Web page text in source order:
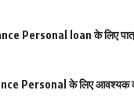
Personal loan के लिए
Personal के लिए आवश्यक